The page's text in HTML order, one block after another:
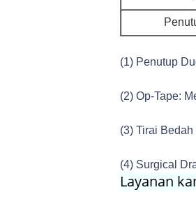
(1) Penutup
(2) Op-Tape:
(3) Tirai
(4) Surgical
Layanan